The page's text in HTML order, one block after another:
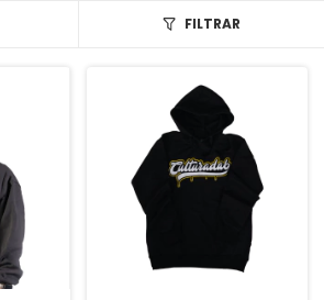
FILTRAR